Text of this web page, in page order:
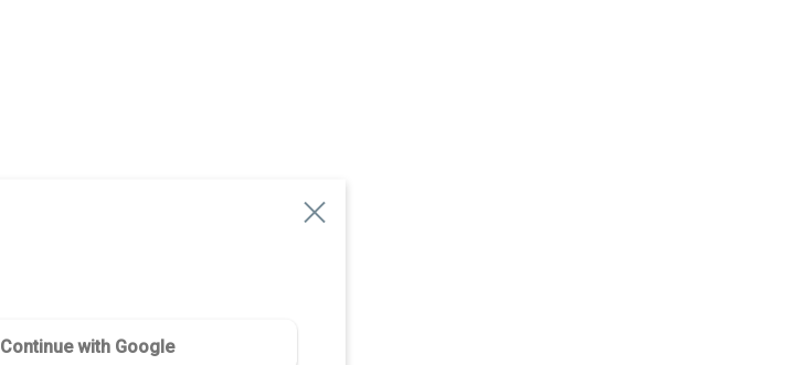
Continue with Google